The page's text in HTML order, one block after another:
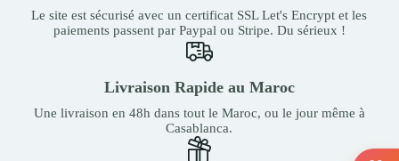
Le site est sécurisé avec un certificat SSL Let's Encrypt et les
paiements passent par Paypal ou Stripe. Du sérieux !
Livraison Rapide au Maroc
Une livraison en 48h dans tout le Maroc, ou le jour même à
Casablanca.